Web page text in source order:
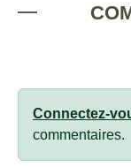
Connectez-
commentaires.